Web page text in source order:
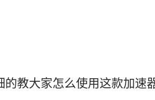
教大家怎么使用这款加速器